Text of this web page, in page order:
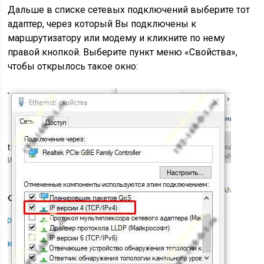
Дальше в списке сетевых подключений выберите тот
адаптер, через который Вы подключены к
маршрутизатору или модему и кликните по нему
правой кнопкой. Выберите пункт меню «Свойства»,
чтобы открылось такое окно: